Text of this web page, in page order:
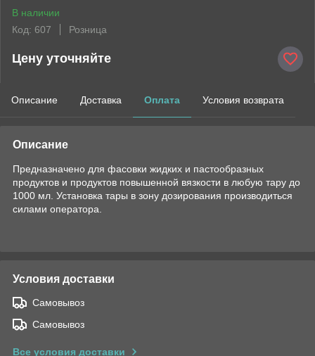
В наличии
Код: 607
Розница
Цену уточняйте
Описание Доставка Оплата Условия возврата
Описание
Предназначено для фасовки жидких и пастообразных
продуктов и продуктов повышенной вязкости в любую тару до
1000 мл. Установка тары в зону дозирования производиться
силами оператора.
Условия доставки
Самовывоз
Самовывоз
Все условия доставки